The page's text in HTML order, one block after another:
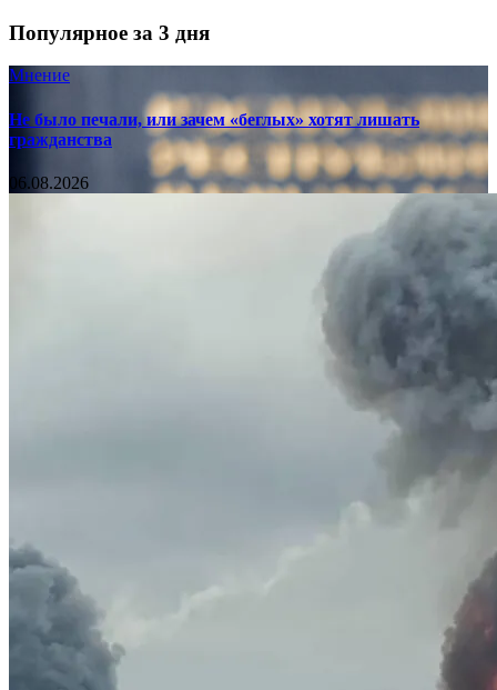
Популярное за 3 дня
Мнение
Не было печали, или зачем «беглых» хотят лишать
гражданства
06.08.2026